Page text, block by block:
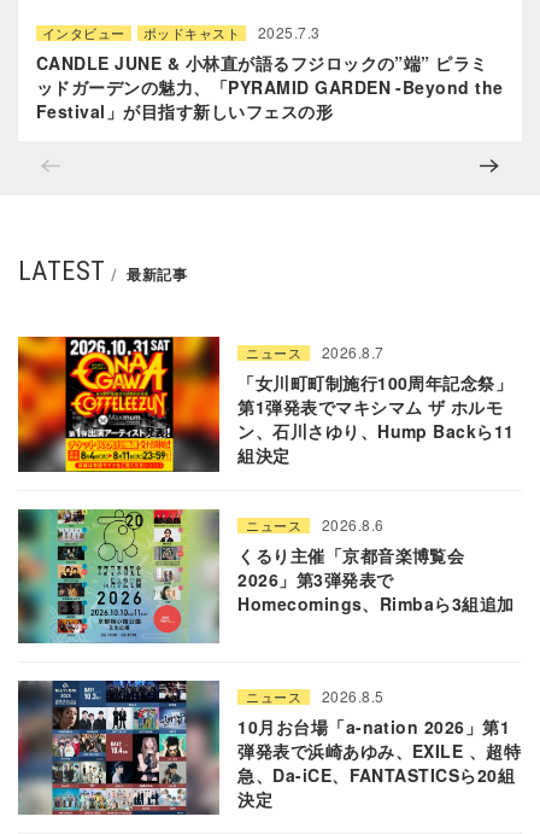
インタビュー ポッドキャスト 2025.7.3
CANDLE JUNE & 小林直が語るフジロックの”端” ピラミ
ッドガーデンの魅力、「PYRAMID GARDEN -Beyond the
Festival」が目指す新しいフェスの形
LATEST 最新記事
ニュース 2026.8.7
「女川町町制施行100周年記念祭」
第1弾発表でマキシマム ザ ホルモ
ン、石川さゆり、Hump Backら11
組決定
ニュース 2026.8.6
くるり主催「京都音楽博覧会
2026」第3弾発表で
Homecomings、Rimbaら3組追加
ニュース 2026.8.5
10月お台場「a-nation 2026」第1
弾発表で浜崎あゆみ、EXILE 、超特
急、Da-iCE、FANTASTICSら20組
決定